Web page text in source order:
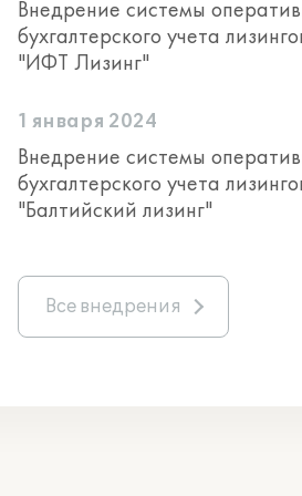
Внедрение системы
бухгалтерского учета
"ИФТ Лизинг"
1 января 2024
Внедрение системы
бухгалтерского учета
"Балтийский лизинг"
Все внедрения